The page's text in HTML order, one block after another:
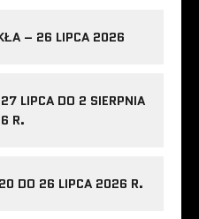
– 26 LIPCA 2026
LIPCA DO 2 SIERPNIA
R.
DO 26 LIPCA 2026 R.